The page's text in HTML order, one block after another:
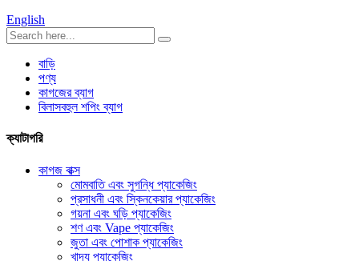
English
বাড়ি
পণ্য
কাগজের ব্যাগ
বিলাসবহুল শপিং ব্যাগ
ক্যাটাগরি
কাগজ বাক্স
মোমবাতি এবং সুগন্ধি প্যাকেজিং
প্রসাধনী এবং স্কিনকেয়ার প্যাকেজিং
গয়না এবং ঘড়ি প্যাকেজিং
শণ এবং Vape প্যাকেজিং
জুতা এবং পোশাক প্যাকেজিং
খাদ্য প্যাকেজিং